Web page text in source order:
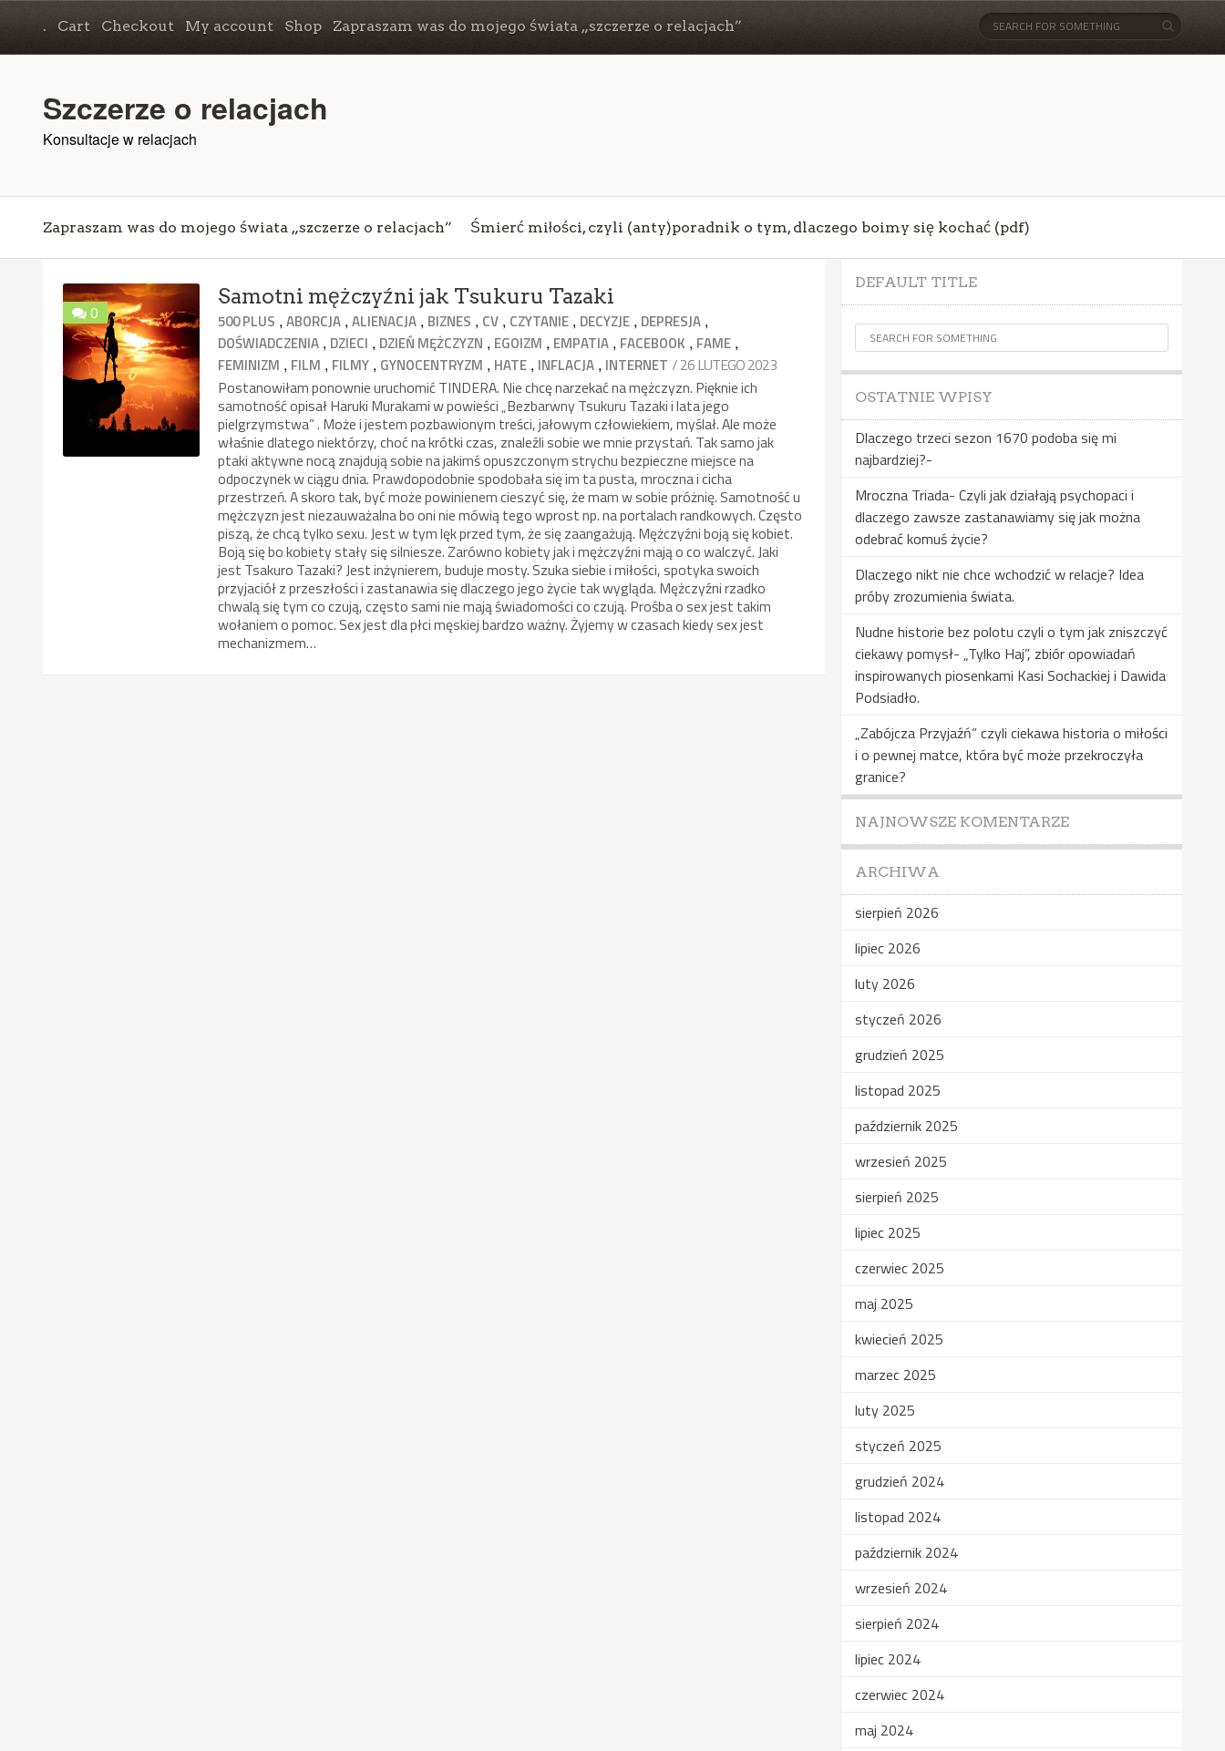
. Cart Checkout My account Shop Zapraszam was do mojego świata „szczerze o relacjach”
Szczerze o relacjach
Konsultacje w relacjach
Zapraszam was do mojego świata „szczerze o relacjach” Śmierć miłości, czyli (anty)poradnik o tym, dlaczego boimy się kochać (pdf)
0
Samotni mężczyźni jak Tsukuru Tazaki
500 PLUS ,ABORCJA ,ALIENACJA , BIZNES , CV , CZYTANIE , DECYZJE , DEPRESJA ,
DOŚWIADCZENIA , DZIECI , DZIEŃ MĘŻCZYZN , EGOIZM , EMPATIA , FACEBOOK , FAME ,
FEMINIZM , FILM , FILMY , GYNOCENTRYZM , HATE , INFLACJA , INTERNET / 26 LUTEGO 2023
Postanowiłam ponownie uruchomić TINDERA. Nie chcę narzekać na mężczyzn. Pięknie ich
samotność opisał Haruki Murakami w powieści „Bezbarwny Tsukuru Tazaki i lata jego
pielgrzymstwa” . Może i jestem pozbawionym treści, jałowym człowiekiem, myślał. Ale może
właśnie dlatego niektórzy, choć na krótki czas, znaleźli sobie we mnie przystań. Tak samo jak
ptaki aktywne nocą znajdują sobie na jakimś opuszczonym strychu bezpieczne miejsce na
odpoczynek w ciągu dnia. Prawdopodobnie spodobała się im ta pusta, mroczna i cicha
przestrzeń. A skoro tak, być może powinienem cieszyć się, że mam w sobie próżnię. Samotność u
mężczyzn jest niezauważalna bo oni nie mówią tego wprost np. na portalach randkowych. Często
piszą, że chcą tylko sexu. Jest w tym lęk przed tym, że się zaangażują. Mężczyźni boją się kobiet.
Boją się bo kobiety stały się silniesze. Zarówno kobiety jak i mężczyźni mają o co walczyć. Jaki
jest Tsakuro Tazaki? Jest inżynierem, buduje mosty. Szuka siebie i miłości, spotyka swoich
przyjaciół z przeszłości i zastanawia się dlaczego jego życie tak wygląda. Mężczyźni rzadko
chwalą się tym co czują, często sami nie mają świadomości co czują. Prośba o sex jest takim
wołaniem o pomoc. Sex jest dla płci męskiej bardzo ważny. Żyjemy w czasach kiedy sex jest
mechanizmem…
DEFAULT TITLE
OSTATNIE WPISY
Dlaczego trzeci sezon 1670 podoba się mi
najbardziej?-
Mroczna Triada- Czyli jak działają psychopaci i
dlaczego zawsze zastanawiamy się jak można
odebrać komuś życie?
Dlaczego nikt nie chce wchodzić w relacje? Idea
próby zrozumienia świata.
Nudne historie bez polotu czyli o tym jak zniszczyć
ciekawy pomysł- „Tylko Haj”, zbiór opowiadań
inspirowanych piosenkami Kasi Sochackiej i Dawida
Podsiadło.
„Zabójcza Przyjaźń” czyli ciekawa historia o miłości
i o pewnej matce, która być może przekroczyła
granice?
NAJNOWSZE KOMENTARZE
ARCHIWA
sierpień 2026
lipiec 2026
luty 2026
styczeń 2026
grudzień 2025
listopad 2025
październik 2025
wrzesień 2025
sierpień 2025
lipiec 2025
czerwiec 2025
maj 2025
kwiecień 2025
marzec 2025
luty 2025
styczeń 2025
grudzień 2024
listopad 2024
październik 2024
wrzesień 2024
sierpień 2024
lipiec 2024
czerwiec 2024
maj 2024